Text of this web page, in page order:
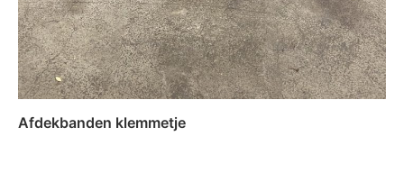
Afdekbanden klemmetje